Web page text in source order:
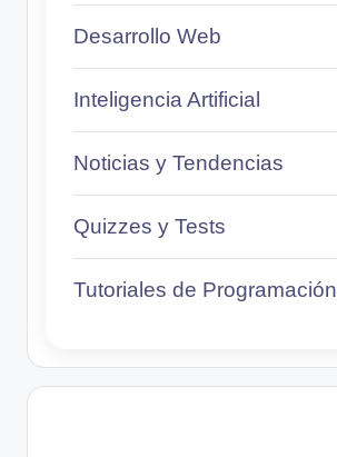
Desarrollo Web
Inteligencia Artificial
Noticias y Tendencias
Quizzes y Tests
Tutoriales de Programación